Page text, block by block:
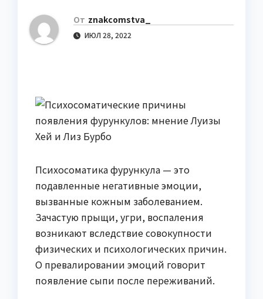
От znakcomstva_
ИЮЛ 28, 2022
Психосоматика фурункула — это
подавленные негативные эмоции,
вызванные кожным заболеванием.
Зачастую прыщи, угри, воспаления
возникают вследствие совокупности
физических и психологических причин.
О превалировании эмоций говорит
появление сыпи после переживаний.